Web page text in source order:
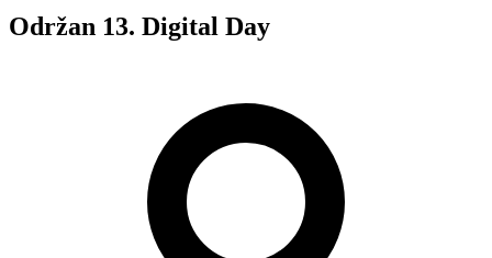
Održan 13. Digital Day